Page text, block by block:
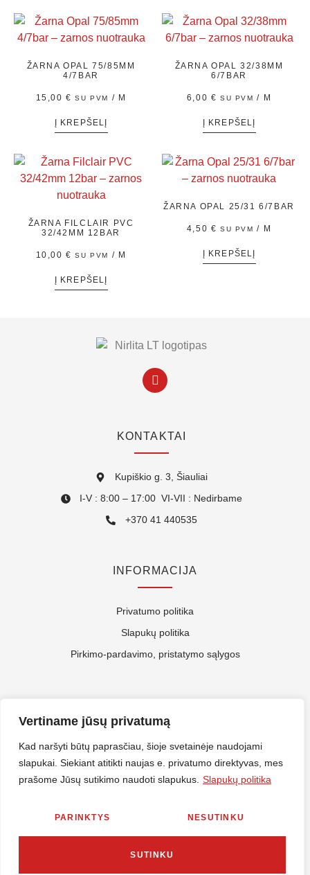
Vertiname jūsų privatumą
Kad naršyti būtų paprasčiau, šioje svetainėje naudojami
slapukai. Siekiant atitikti naujas e. privatumo direktyvas, mes
prašome Jūsų sutikimo naudoti slapukus. Slapukų politika
PARINKTYS NESUTINKU
SUTINKU
ŽARNA OPAL 75/85MM
4/7BAR
15,00€ SU PVM / M
Į KREPŠELĮ
ŽARNA OPAL 32/38MM
6/7BAR
6,00 € SU PVM / M
Į KREPŠELĮ
ŽARNA FILCLAIR PVC
32/42MM 12BAR
10,00€ SU PVM / M
Į KREPŠELĮ
ŽARNA OPAL 25/31 6/7BAR
4,50 € SU PVM / M
Į KREPŠELĮ
KONTAKTAI
Kupiškio g. 3, Šiauliai
I-V : 8:00 – 17:00 VI-VII : Nedirbame
+370 41 440535
INFORMACIJA
Privatumo politika
Slapukų politika
Pirkimo-pardavimo, pristatymo sąlygos
Kontaktai
Rekvizitai
ES Parama
© 2026 Nirlitalt.lt Visos teisės saugomos. Sprendimas